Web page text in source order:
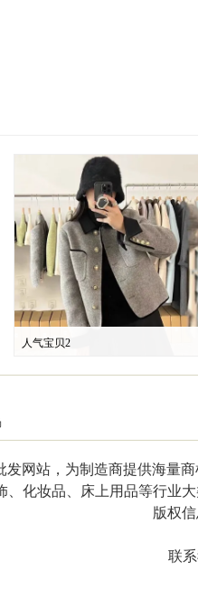
人气宝贝2
发网站，为制造商提供海量
、化妆品、床上用品等行业
版权信
联